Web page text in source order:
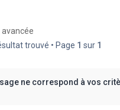
trouvé • Page 1 sur 1
ne correspond à vos